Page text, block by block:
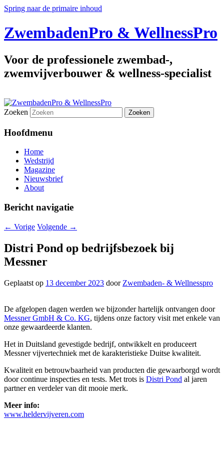
Spring naar de primaire inhoud
ZwembadenPro & WellnessPro
Voor de professionele zwembad-,
zwemvijverbouwer & wellness-specialist
Zoeken
Hoofdmenu
Home
Wedstrijd
Magazine
Nieuwsbrief
About
Bericht navigatie
← Vorige Volgende →
Distri Pond op bedrijfsbezoek bij
Messner
Geplaatst op 13 december 2023 door Zwembaden- & Wellnesspro
De afgelopen dagen werden we bijzonder hartelijk ontvangen door
Messner GmbH & Co. KG, tijdens onze factory visit met enkele van
onze gewaardeerde klanten.
Het in Duitsland gevestigde bedrijf, ontwikkelt en produceert
Messner vijvertechniek met de karakteristieke Duitse kwaliteit.
Kwaliteit en betrouwbaarheid van producten die gewaarborgd wordt
door continue inspecties en tests. Met trots is Distri Pond al jaren
partner en verdeler van dit mooie merk.
Meer info:
www.heldervijveren.com